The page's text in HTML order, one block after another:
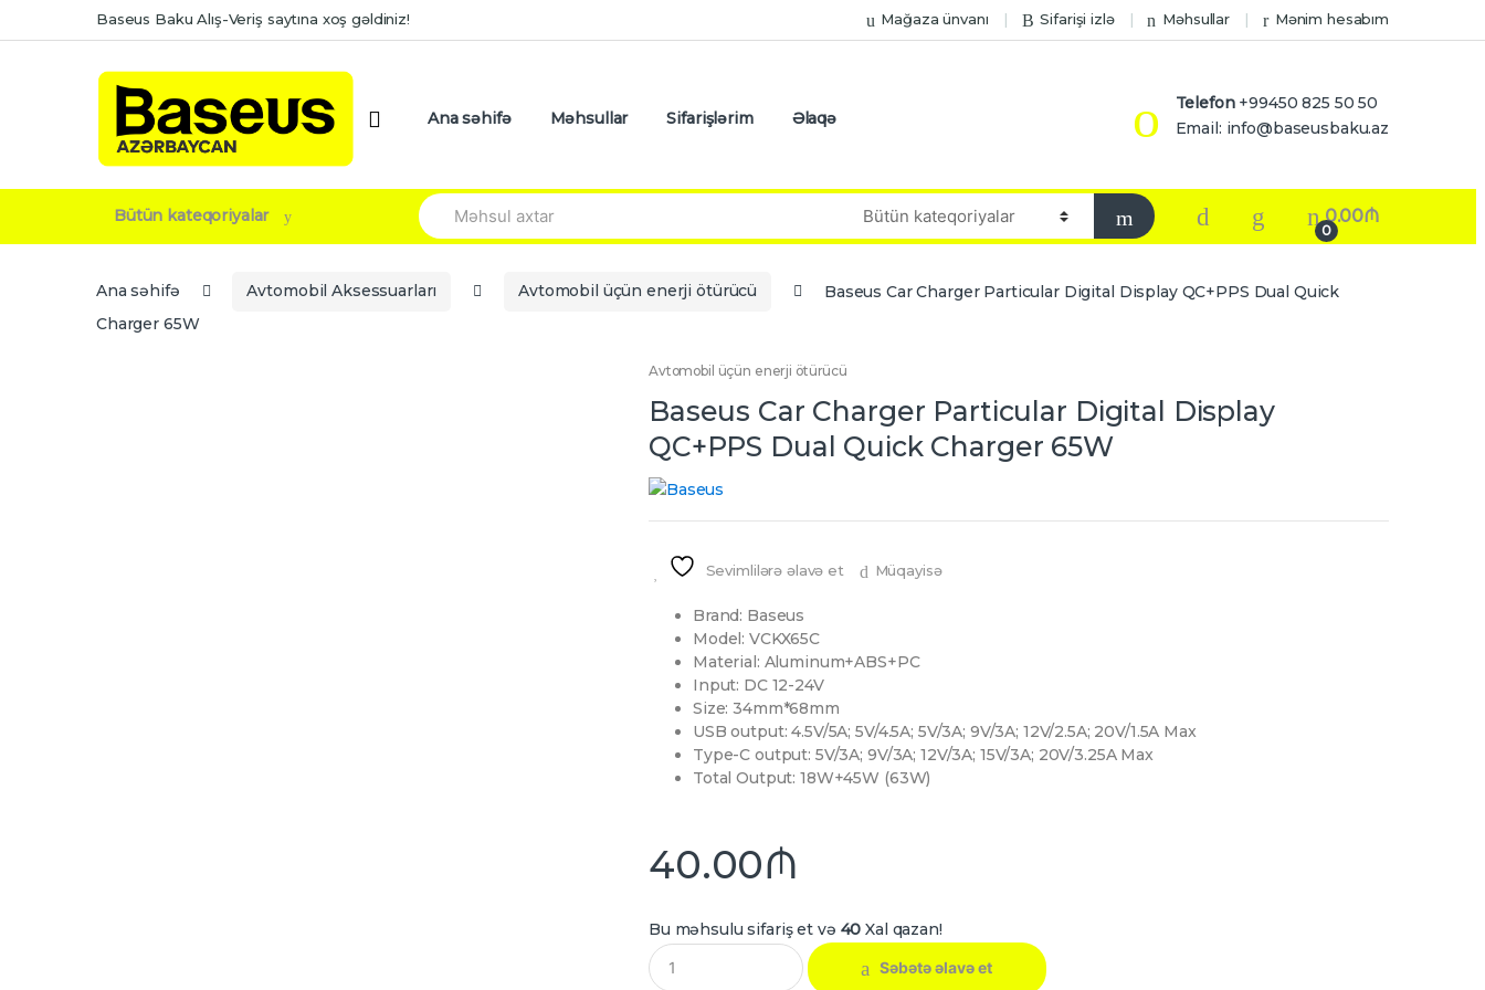
to
to
Baseus Baku Alış-Veriş saytına xoş gəldiniz! Mağaza ünvanı Sifarişi izlə Məhsullar Mənim hesabım
Ana səhifə Məhsullar Sifarişlərim Əlaqə
Telefon+99450 825 50 50
Email: info@baseusbaku.az
Bütün kateqoriyalar
Search
for:
0
0.00₼
Ana səhifə Avtomobil Aksessuarları Avtomobil üçün enerji ötürücü
Baseus Car Charger Particular Digital Display QC+PPS Dual Quick
Charger 65W
Avtomobil üçün enerji ötürücü
Baseus Car Charger Particular Digital Display
QC+PPS Dual Quick Charger 65W
Sevimlilərə əlavə et Müqayisə
Brand: Baseus
Model: VCKX65C
Material: Aluminum+ABS+PC
Input: DC 12-24V
Size: 34mm*68mm
USB output: 4.5V/5A; 5V/4.5A; 5V/3A; 9V/3A; 12V/2.5A; 20V/1.5A Max
Type-C output: 5V/3A; 9V/3A; 12V/3A; 15V/3A; 20V/3.25A Max
Total Output: 18W+45W (63W)
40.00₼
Bu məhsulu sifariş et və 40 Xal qazan!
Q
u
Səbətə əlavə et